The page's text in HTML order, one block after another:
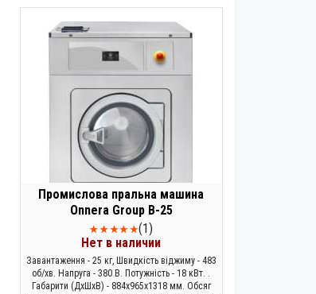
Промислова пральна машина
Onnera Group B-25
(1)
Нет в наличии
Завантаження - 25 кг, Швидкість віджиму - 483
об/хв. Напруга - 380 В. Потужність - 18 кВт. .
Габарити (ДхШхВ) - 884х965х1318 мм. Обсяг